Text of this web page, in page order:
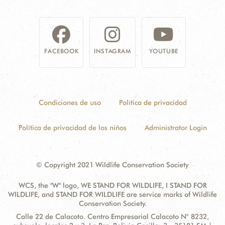
NOSOTROS
DONA
FACEBOOK INSTAGRAM YOUTUBE
Condiciones de uso Política de privacidad
Política de privacidad de los niños Administrator Login
© Copyright 2021 Wildlife Conservation Society
WCS, the "W" logo, WE STAND FOR WILDLIFE, I STAND FOR
WILDLIFE, and STAND FOR WILDLIFE are service marks of Wildlife
Conservation Society.
Contact
Address:
Calle 22 de Calacoto. Centro Empresarial Calacoto N° 8232,